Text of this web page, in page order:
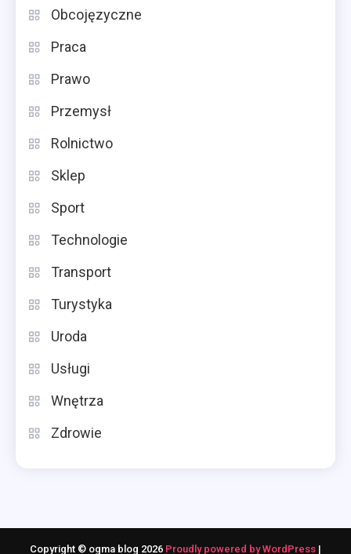
Obcojęzyczne
Praca
Prawo
Przemysł
Rolnictwo
Sklep
Sport
Technologie
Transport
Turystyka
Uroda
Usługi
Wnętrza
Zdrowie
Copyright © ogma blog 2026 Proudly powered by WordPress |